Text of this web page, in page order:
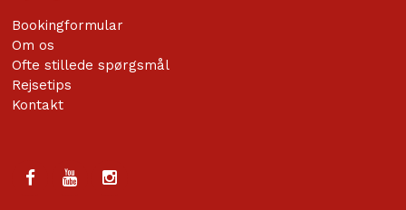
Bookingformular
Om os
Ofte stillede spørgsmål
Rejsetips
Kontakt